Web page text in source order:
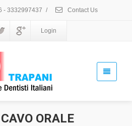
- 3332997437 / Contact Us
Login
ORALE